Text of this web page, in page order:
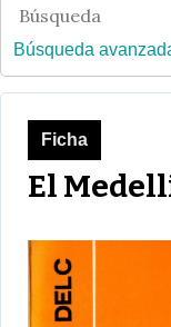
Búsqueda
El
Ficha